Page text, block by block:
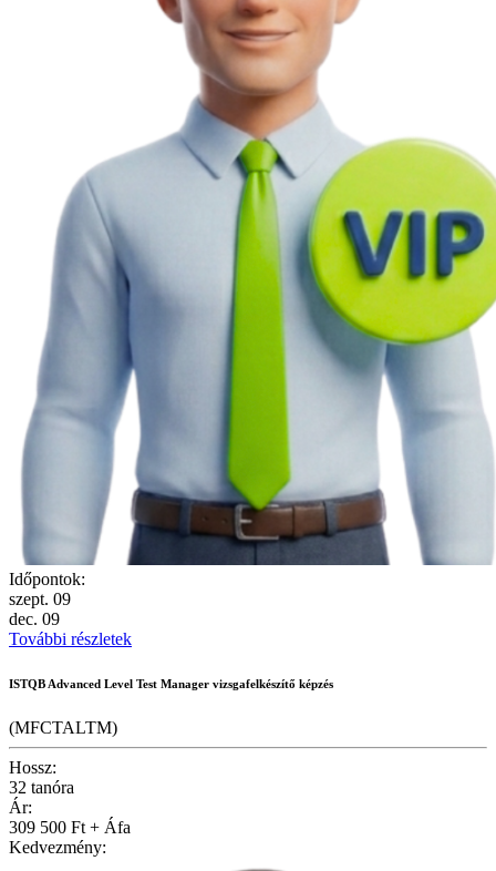
Időpontok:
szept. 09
dec. 09
További részletek
ISTQB Advanced Level Test Manager vizsgafelkészítő képzés
(MFCTALTM)
Hossz:
32 tanóra
Ár:
309 500 Ft + Áfa
Kedvezmény: